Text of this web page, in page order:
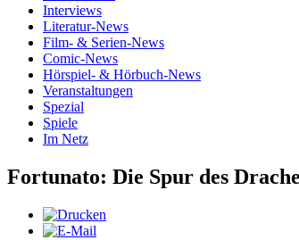
Interviews
Literatur-News
Film- & Serien-News
Comic-News
Hörspiel- & Hörbuch-News
Veranstaltungen
Spezial
Spiele
Im Netz
Fortunato: Die Spur des